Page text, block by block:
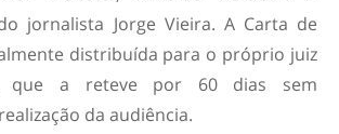
jornalista Jorge Vieira. A Carta de
distribuída para o próprio juiz
que a reteve por 60 dias sem
da audiência.